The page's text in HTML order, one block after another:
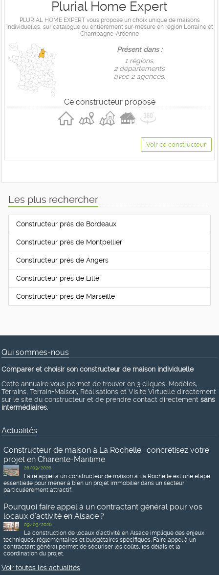
Plurial Home Expert
PLURIAL HOME EXPERT vous propose un choix unique de maisons
individuelles, sur catalogue ou entièrement sur-mesure en région Lorraine et
Champagne-Ardenne
Présent dans :
1 règions,
2 départements
avec 2 agences.
Ce constructeur propose
Voir ce constructeur
Les plus rechercher
Constructeur près de Bordeaux
Constructeur près de Montpellier
Constructeur près de Angers
Constructeur près de Lille
Constructeur près de Marseille
Qui sommes-nous
Comparer et choisir son constructeur de maison individuelle
Cette annuaire vous permet de trouver en 3 cliques, Modèles,
Terrains, Terrain+Maison, Réalisations et Visite Virtuelle directement
sur le site du constructeur et de prendre contact directement sans
intermédiaires
Actualités
Constructeur de maison à La Rochelle : concrétisez votre
projet en Charente-Maritime
26/03/2026
Faire appel à un constructeur de maison à La Rochelle est une étape
essentielle pour mener à bien un projet immobilier dans un secteur
particulièrement attractif.
Pourquoi faire appel à un contractant général pour vos
locaux d’activité en Alsace ?
09/03/2026
La construction de locaux d’activité en Alsace implique des enjeux
techniques, réglementaires et budgétaires spécifiques. Faire appel à un
contractant général permet de sécuriser les coûts, les délais et la
coordination du projet.
Voir toutes les actualités